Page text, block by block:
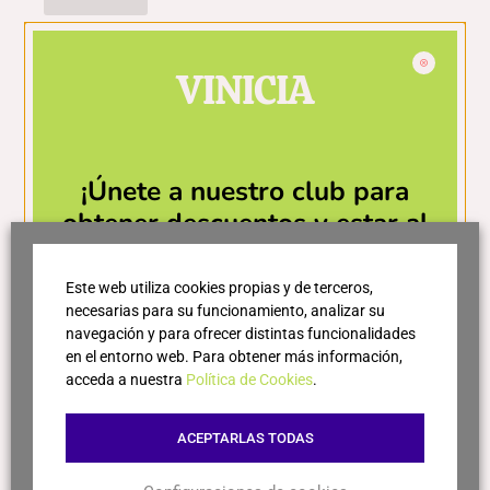
Molino
Nota de cata
Aromas intensos de hierba recién cortada, almendra
verde, hinojo y nuez verde.
Entrada suave y envolvente, ligera amargura
Este web utiliza cookies propias y de terceros,
necesarias para su funcionamiento, analizar su
navegación y para ofrecer distintas funcionalidades
en el entorno web. Para obtener más información,
acceda a nuestra Política de Cookies.
ACEPTARLAS TODAS
VINICIA
¡Únete a nuestro club para
obtener descuentos y estar al
día de las últimas novedades!